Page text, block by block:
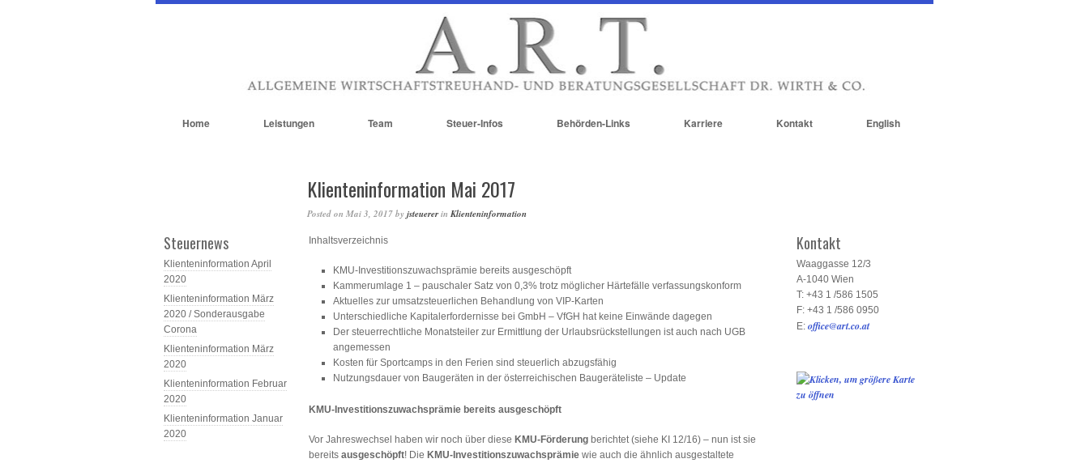
Home Leistungen Team Steuer-Infos Behörden-Links Karriere Kontakt English
Klienteninformation Mai 2017
Posted on Mai 3, 2017by jsteuererin Klienteninformation
Steuernews
Klienteninformation April
2020
Klienteninformation März
2020 / Sonderausgabe
Corona
Klienteninformation März
2020
Klienteninformation Februar
2020
Klienteninformation Januar
2020
Inhaltsverzeichnis
KMU-Investitionszuwachsprämie bereits ausgeschöpft
Kammerumlage 1 – pauschaler Satz von 0,3% trotz möglicher Härtefälle verfassungskonform
Aktuelles zur umsatzsteuerlichen Behandlung von VIP-Karten
Unterschiedliche Kapitalerfordernisse bei GmbH – VfGH hat keine Einwände dagegen
Der steuerrechtliche Monatsteiler zur Ermittlung der Urlaubsrückstellungen ist auch nach UGB
angemessen
Kosten für Sportcamps in den Ferien sind steuerlich abzugsfähig
Nutzungsdauer von Baugeräten in der österreichischen Baugeräteliste – Update
KMU-Investitionszuwachsprämie bereits ausgeschöpft
Vor Jahreswechsel haben wir noch über diese KMU-Förderungberichtet (siehe KI 12/16) – nun ist sie
bereits ausgeschöpft! Die KMU-Investitionszuwachsprämiewie auch die ähnlich ausgestaltete
Kontakt
Waaggasse 12/3
A-1040 Wien
T: +43 1 /586 1505
F: +43 1 /586 0950
E: office@art.co.at